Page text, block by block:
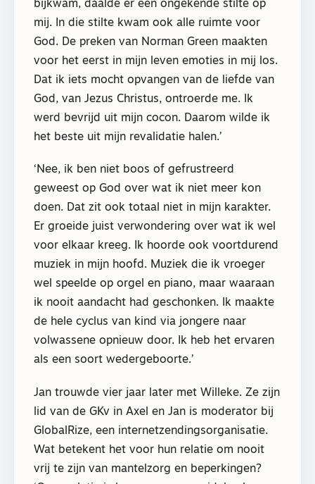
bijkwam, daalde er een ongekende stilte op
mij. In die stilte kwam ook alle ruimte voor
God. De preken van Norman Green maakten
voor het eerst in mijn leven emoties in mij los.
Dat ik iets mocht opvangen van de liefde van
God, van Jezus Christus, ontroerde me. Ik
werd bevrijd uit mijn cocon. Daarom wilde ik
het beste uit mijn revalidatie halen.’
‘Nee, ik ben niet boos of gefrustreerd
geweest op God over wat ik niet meer kon
doen. Dat zit ook totaal niet in mijn karakter.
Er groeide juist verwondering over wat ik wel
voor elkaar kreeg. Ik hoorde ook voortdurend
muziek in mijn hoofd. Muziek die ik vroeger
wel speelde op orgel en piano, maar waaraan
ik nooit aandacht had geschonken. Ik maakte
de hele cyclus van kind via jongere naar
volwassene opnieuw door. Ik heb het ervaren
als een soort wedergeboorte.’
Jan trouwde vier jaar later met Willeke. Ze zijn
lid van de GKv in Axel en Jan is moderator bij
GlobalRize, een internetzendingsorganisatie.
Wat betekent het voor hun relatie om nooit
vrij te zijn van mantelzorg en beperkingen?